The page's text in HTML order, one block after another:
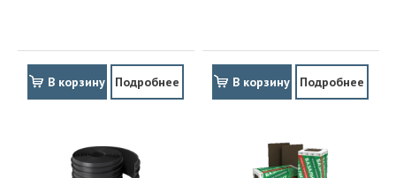
В корзину Подробнее В корзину Подробнее